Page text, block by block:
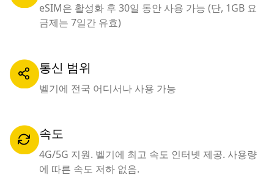
eSIM은 활성화 후 30일 동안 사용 가능 (단, 1GB 요
금제는 7일간 유효)
통신 범위
벨기에 전국 어디서나 사용 가능
속도
4G/5G 지원. 벨기에 최고 속도 인터넷 제공. 사용량
에 따른 속도 저하 없음.